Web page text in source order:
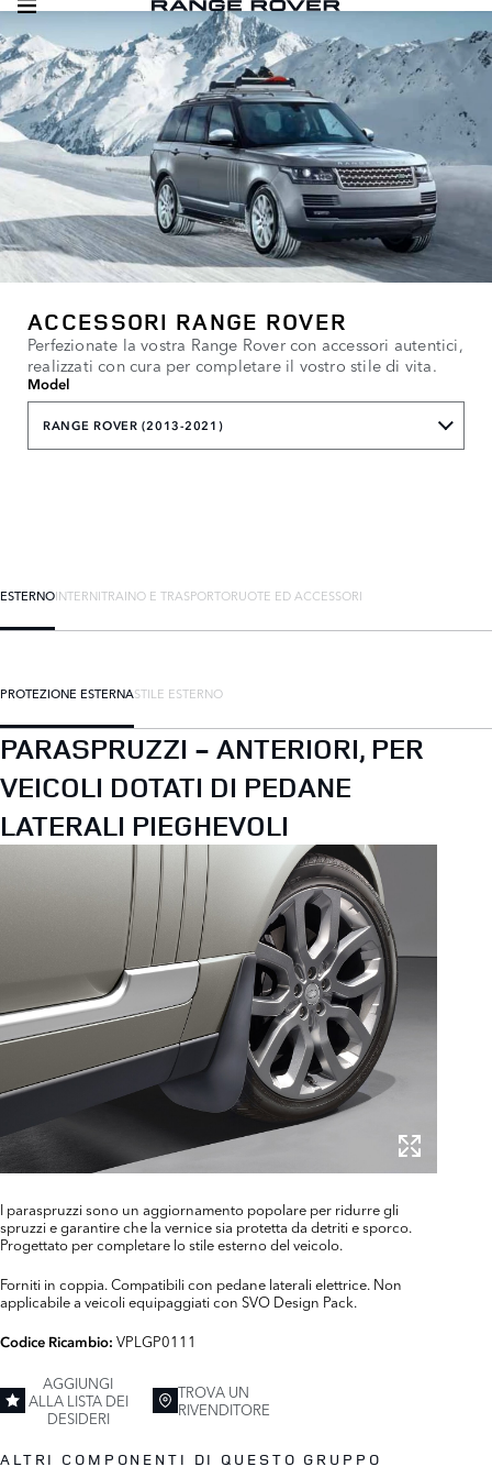
ACCESSORI RANGE ROVER
Perfezionate la vostra Range Rover con accessori autentici,
realizzati con cura per completare il vostro stile di vita.
Model
RANGE ROVER (2013-2021)
ESTERNOINTERNITRAINO E TRASPORTORUOTE ED ACCESSORI
PROTEZIONE ESTERNASTILE ESTERNO
PARASPRUZZI - ANTERIORI, PER
VEICOLI DOTATI DI PEDANE
LATERALI PIEGHEVOLI
I paraspruzzi sono un aggiornamento popolare per ridurre gli
spruzzi e garantire che la vernice sia protetta da detriti e sporco.
Progettato per completare lo stile esterno del veicolo.
Forniti in coppia. Compatibili con pedane laterali elettrice. Non
applicabile a veicoli equipaggiati con SVO Design Pack.
Codice Ricambio: VPLGP0111
AGGIUNGI
ALLA LISTA DEI
DESIDERI
TROVA UN
RIVENDITORE
ALTRI COMPONENTI DI QUESTO GRUPPO